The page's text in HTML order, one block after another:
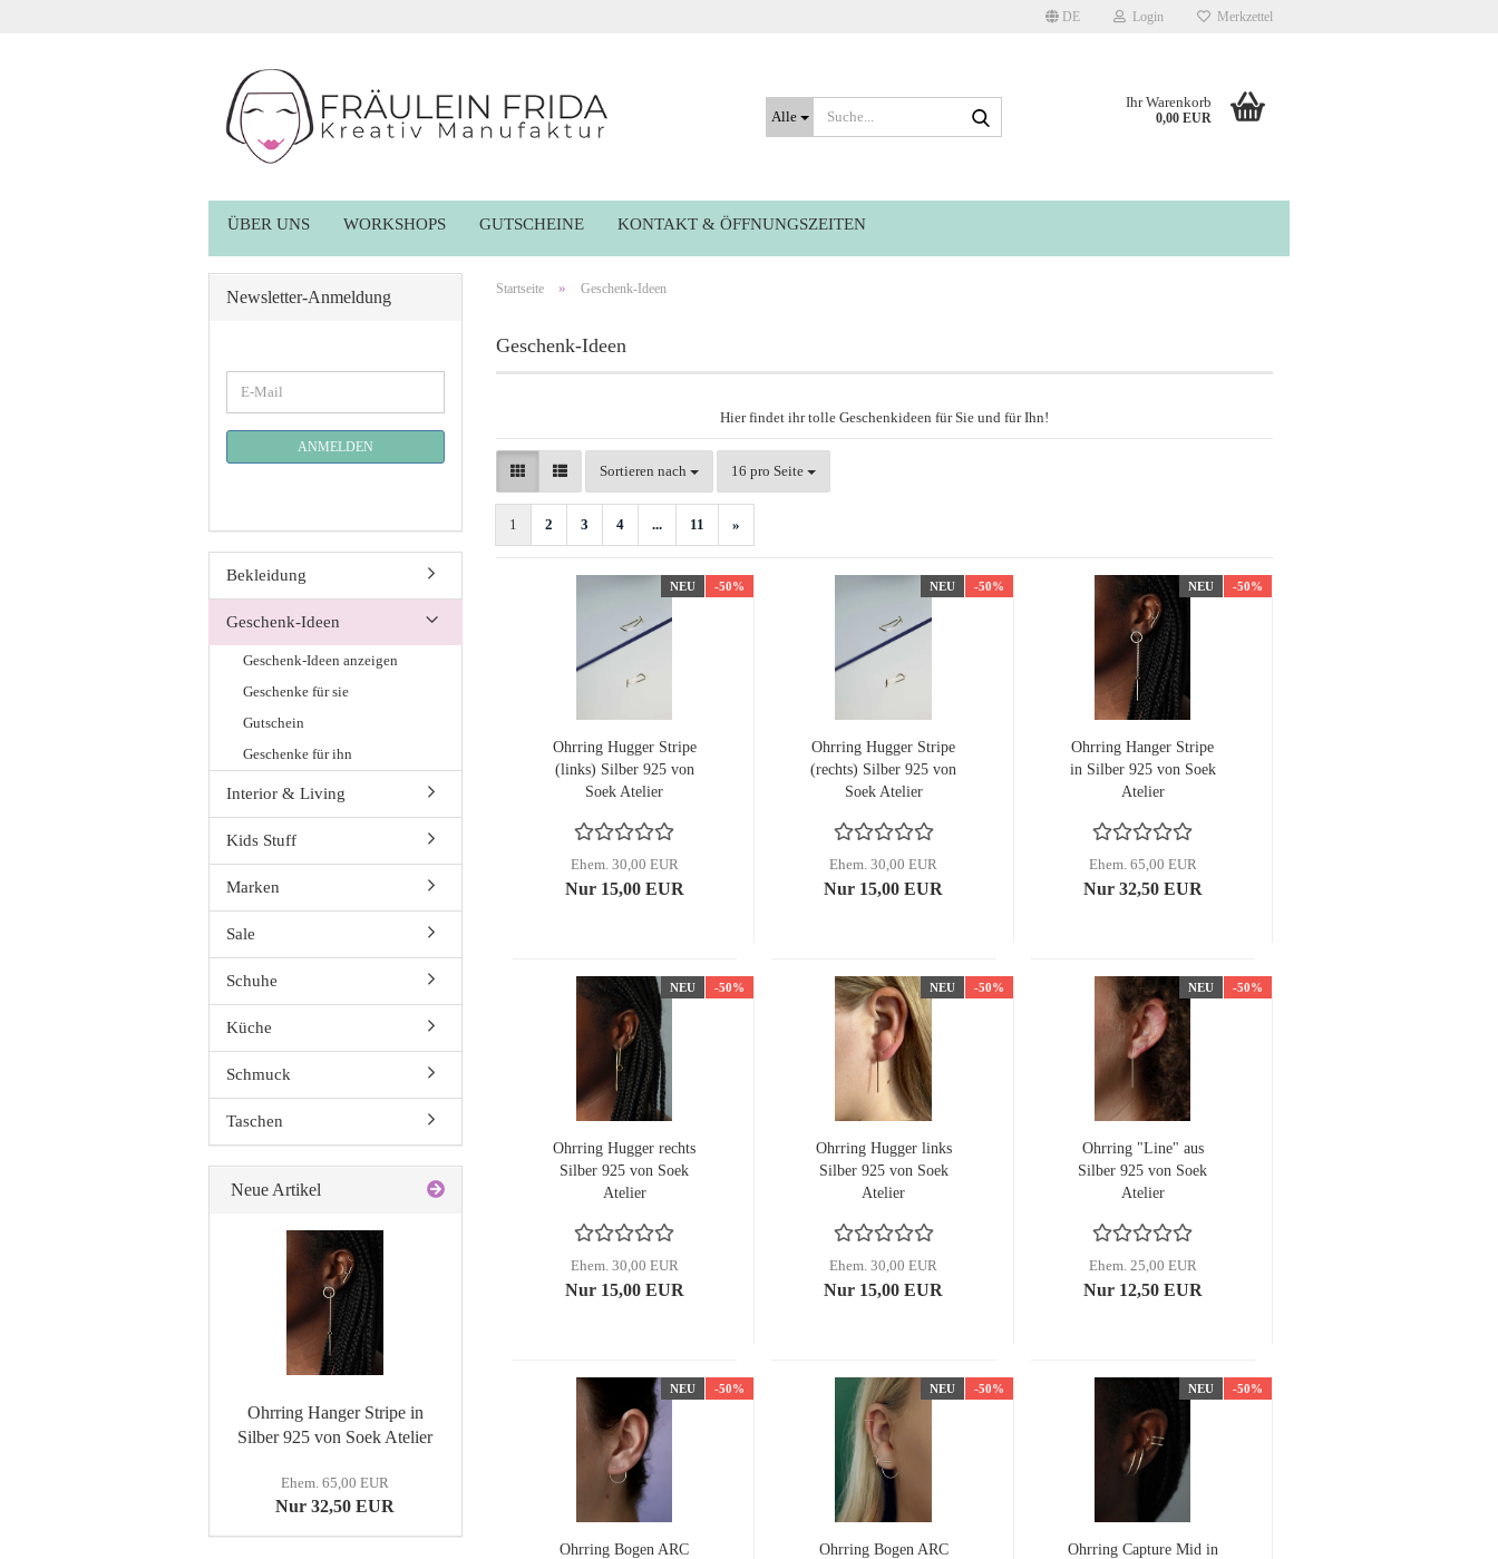
DE Login Merkzettel
Alle
Ihr Warenkorb
0,00 EUR
ÜBER UNS WORKSHOPS GUTSCHEINE KONTAKT & ÖFFNUNGSZEITEN
Startseite » Geschenk-Ideen
Geschenk-Ideen
Hier findet ihr tolle Geschenkideen für Sie und für Ihn!
Sortieren nach
Sortieren nach 16 pro Seite
pro Seite
1 2 3 4 ... 11 »
NEU -50%
Ohrring Hugger Stripe
(links) Silber 925 von
Soek Atelier
Ehem. 30,00 EUR
Nur 15,00 EUR
NEU -50%
Ohrring Hugger Stripe
(rechts) Silber 925 von
Soek Atelier
Ehem. 30,00 EUR
Nur 15,00 EUR
NEU -50%
Ohrring Hanger Stripe
in Silber 925 von Soek
Atelier
Ehem. 65,00 EUR
Nur 32,50 EUR
NEU -50%
Ohrring Hugger rechts
Silber 925 von Soek
Atelier
Ehem. 30,00 EUR
Nur 15,00 EUR
NEU -50%
Ohrring Hugger links
Silber 925 von Soek
Atelier
Ehem. 30,00 EUR
Nur 15,00 EUR
NEU -50%
Ohrring "Line" aus
Silber 925 von Soek
Atelier
Ehem. 25,00 EUR
Nur 12,50 EUR
NEU -50%
Ohrring Bogen ARC
NEU -50%
Ohrring Bogen ARC
NEU -50%
Ohrring Capture Mid in
Newsletter-Anmeldung
ZUR
ANMELDUNG
E-
Mail
ANMELDEN
Bekleidung
Geschenk-Ideen
Geschenk-Ideen anzeigen
Geschenke für sie
Gutschein
Geschenke für ihn
Interior & Living
Kids Stuff
Marken
Sale
Schuhe
Küche
Schmuck
Taschen
Neue Artikel
Ohrring Hanger Stripe in
Silber 925 von Soek Atelier
Ehem. 65,00 EUR
Nur 32,50 EUR